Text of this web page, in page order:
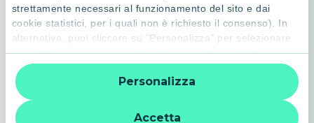
strettamente necessari al funzionamento del sito e dai
cookie statistici, per i quali non è richiesto il consenso). In
alternativa, puoi cliccare su "Personalizza" per selezionare
le categorie di cookie che desideri accettare. Cliccando sulla
“X” le impostazioni predefinite vengono lasciate invariate e
quindi la navigazione può continuare senza cookie o altri
strumenti di tracciamento diversi da quelli tecnici. Per
ulteriori informazioni:
informativa privacy
Accetta
Personalizza